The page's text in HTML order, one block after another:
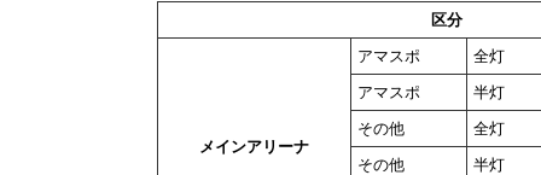
区分
メインアリーナ
アマスポ
全灯
アマスポ
半灯
その他
全灯
その他
半灯